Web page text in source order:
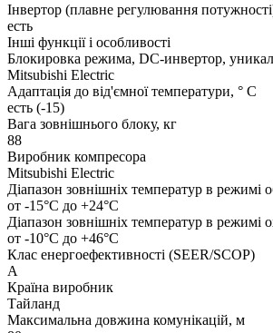
Інвертор (плавне регулювання
есть
Інші функції і особливості
Блокировка режима, DC-инвертор,
Mitsubishi Electric
Адаптація до від'ємної температури, ° C
есть (-15)
Вага зовнішнього блоку, кг
88
Виробник компресора
Mitsubishi Electric
Діапазон зовнішніх температур в режимі
от -15°C до +24°C
Діапазон зовнішніх температур в режимі
от -10°С до +46°С
Клас енергоефективності (SEER/SCOP)
А
Країна виробник
Тайланд
Максимальна довжина комунікацій, м